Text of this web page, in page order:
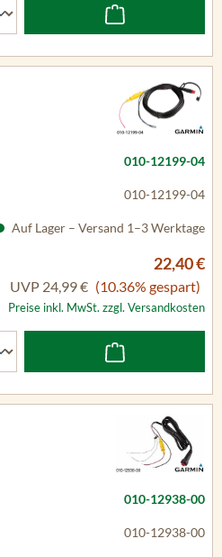
010-12199-04
010-12199-04
Auf Lager – Versand 1–3 Werktage
22,40 €
UVP 24,99 € (10.36% gespart)
Preise inkl. MwSt. zzgl. Versandkosten
010-12938-00
010-12938-00